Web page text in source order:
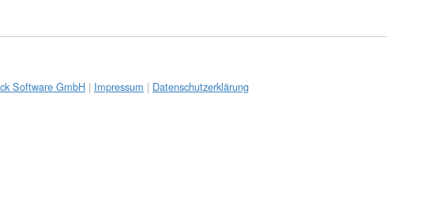
Software GmbH | Impressum | Datenschutzerklärung